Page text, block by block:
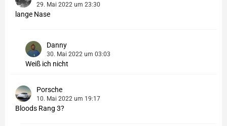
29. Mai 2022 um 23:30
lange Nase
Danny
30. Mai 2022 um 03:03
Weiß ich nicht
Porsche
10. Mai 2022 um 19:17
Bloods Rang 3?